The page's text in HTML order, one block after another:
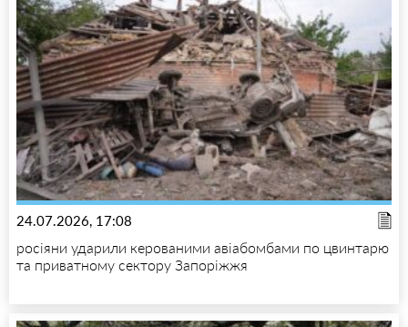
24.07.2026, 17:08
росіяни ударили керованими авіабомбами по цвинтарю
та приватному сектору Запоріжжя